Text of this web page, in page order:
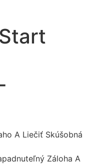
A Liečiť Skúšobná
Záloha A